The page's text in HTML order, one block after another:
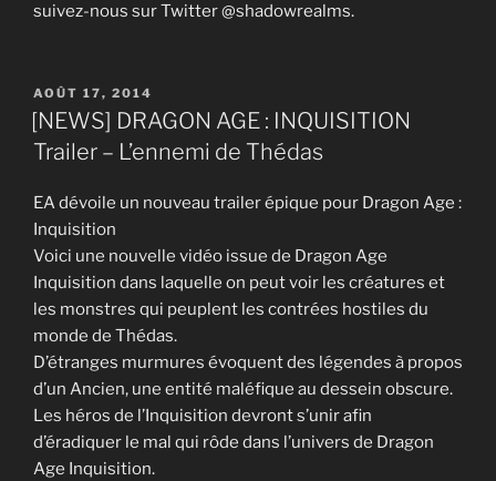
suivez-nous sur Twitter @shadowrealms.
PUBLIÉ
LE
AOÛT 17, 2014
[NEWS] DRAGON AGE : INQUISITION
Trailer – L’ennemi de Thédas
EA dévoile un nouveau trailer épique pour Dragon Age :
Inquisition
Voici une nouvelle vidéo issue de Dragon Age
Inquisition dans laquelle on peut voir les créatures et
les monstres qui peuplent les contrées hostiles du
monde de Thédas.
D’étranges murmures évoquent des légendes à propos
d’un Ancien, une entité maléfique au dessein obscure.
Les héros de l’Inquisition devront s’unir afin
d’éradiquer le mal qui rôde dans l’univers de Dragon
Age Inquisition.